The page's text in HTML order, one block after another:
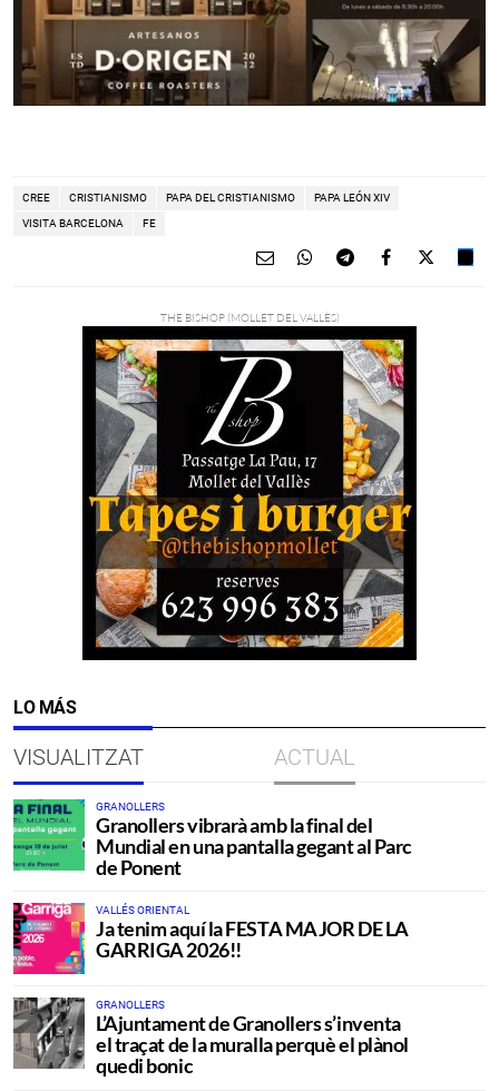
CREE CRISTIANISMO PAPA DEL CRISTIANISMO PAPA LEÓN XIV
VISITA BARCELONA FE
LO MÁS
VISUALITZAT ACTUAL
GRANOLLERS
Granollers vibrarà amb la final del
Mundial en una pantalla gegant al Parc
de Ponent
VALLÉS ORIENTAL
Ja tenim aquí la FESTA MAJOR DE LA
GARRIGA 2026!!
GRANOLLERS
L’Ajuntament de Granollers s’inventa
el traçat de la muralla perquè el plànol
quedi bonic